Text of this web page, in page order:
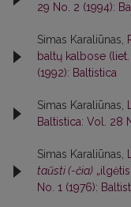
29 No. 2 (1994):
Simas Karaliūnas,
baltų kalbose (liet.
(1992): Baltistica
Simas Karaliūnas,
Baltistica: Vol. 28
Simas Karaliūnas,
taũsti (-čia)
No. 1 (1976):